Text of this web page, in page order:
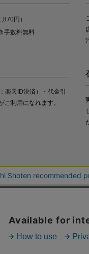
円）
手数料無料
楽天ID決済）・代金引
利用になれます。